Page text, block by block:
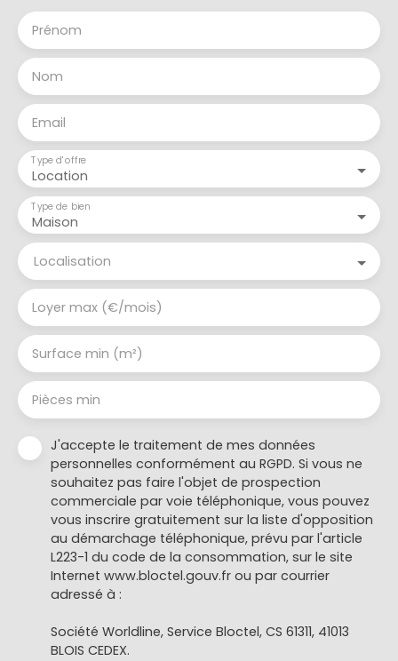
Prénom
Nom
Email
Location
Type d'offre
Maison
Type de bien
Localisation
Loyer max (€/mois)
Surface min (m²)
Pièces min
J'accepte le traitement de mes données
personnelles conformément au RGPD. Si vous ne
souhaitez pas faire l'objet de prospection
commerciale par voie téléphonique, vous pouvez
vous inscrire gratuitement sur la liste d'opposition
au démarchage téléphonique, prévu par l'article
L223-1 du code de la consommation, sur le site
Internet www.bloctel.gouv.fr ou par courrier
adressé à :
Société Worldline, Service Bloctel, CS 61311, 41013
BLOIS CEDEX.